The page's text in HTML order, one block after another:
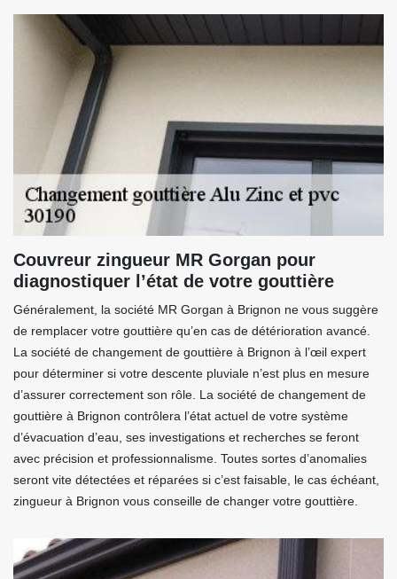
Couvreur zingueur MR Gorgan pour
diagnostiquer l’état de votre gouttière
Généralement, la société MR Gorgan à Brignon ne vous suggère
de remplacer votre gouttière qu’en cas de détérioration avancé.
La société de changement de gouttière à Brignon à l’œil expert
pour déterminer si votre descente pluviale n’est plus en mesure
d’assurer correctement son rôle. La société de changement de
gouttière à Brignon contrôlera l’état actuel de votre système
d’évacuation d’eau, ses investigations et recherches se feront
avec précision et professionnalisme. Toutes sortes d’anomalies
seront vite détectées et réparées si c’est faisable, le cas échéant,
zingueur à Brignon vous conseille de changer votre gouttière.